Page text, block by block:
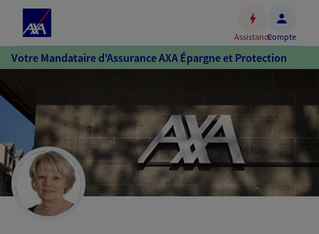
Accéder
au
Accéder
au
pied
de
page
AssistanceCompte
Votre Mandataire d'Assurance AXA Épargne et Protection